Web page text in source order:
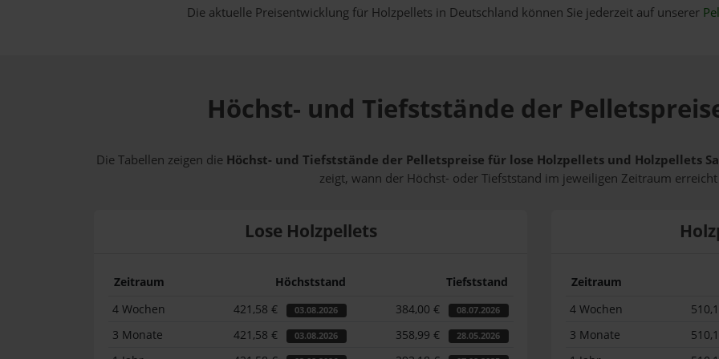
Die aktuelle Preisentwicklung für Holzpellets in Deutschland können Sie jederzeit auf unserer
Höchst- und Tiefststände der
Die Tabellen zeigen die Höchst- und Tiefststände der Pelletspreise für lose Holzpellets und Holzpellets
zeigt, wann der Höchst- oder Tiefststand im jeweiligen Zeitraum
Lose Holzpellets
Zeitraum Höchststand
Tiefststand
4 Wochen
421,58 € 03.08.2026 384,00 € 08.07.2026
3 Monate 421,58 € 03.08.2026 358,99 € 28.05.2026
Zeitraum
4 Wochen
3 Monate